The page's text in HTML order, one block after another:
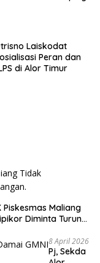
Laiskodat
Peran dan
di Alor Timur
Piskesmas Maliang
Diminta Turun
8 April 2026
Pj, Sekda